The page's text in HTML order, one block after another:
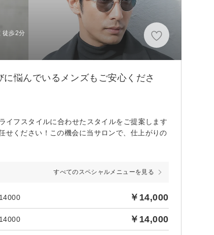
徒歩2分
悩んでいるメンズもご安心くださ
イフスタイルに合わせたスタイルをご提案します
ください！この機会に当サロンで、仕上がりの
すべてのスペシャルメニューを見る
￥14,000
￥14,000